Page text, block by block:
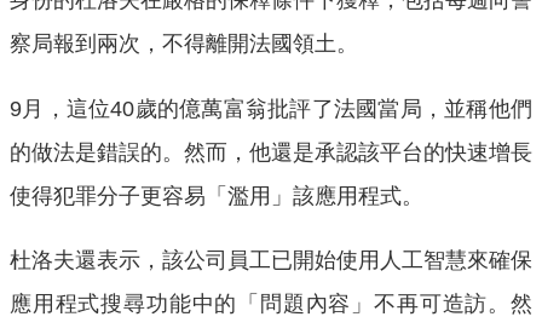
察局報到兩次，不得離開法國領土。
9月，這位40歲的億萬富翁批評了法國當局，並稱他們
的做法是錯誤的。然而，他還是承認該平台的快速增長
使得犯罪分子更容易「濫用」該應用程式。
杜洛夫還表示，該公司員工已開始使用人工智慧來確保
應用程式搜尋功能中的「問題內容」不再可造訪。然